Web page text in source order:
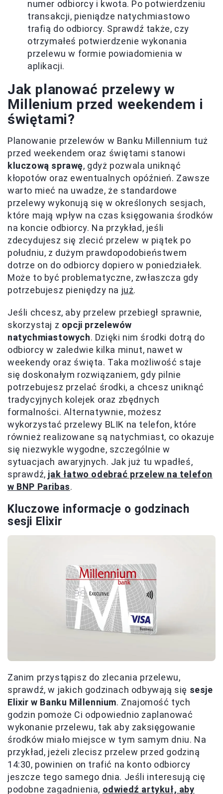
numer odbiorcy i kwota. Po potwierdzeniu
transakcji, pieniądze natychmiastowo
trafią do odbiorcy. Sprawdź także, czy
otrzymałeś potwierdzenie wykonania
przelewu w formie powiadomienia w
aplikacji.
Jak planować przelewy w
Millenium przed weekendem i
świętami?
Planowanie przelewów w Banku Millennium tuż
przed weekendem oraz świętami stanowi
kluczową sprawę, gdyż pozwala uniknąć
kłopotów oraz ewentualnych opóźnień. Zawsze
warto mieć na uwadze, że standardowe
przelewy wykonują się w określonych sesjach,
które mają wpływ na czas księgowania środków
na koncie odbiorcy. Na przykład, jeśli
zdecydujesz się zlecić przelew w piątek po
południu, z dużym prawdopodobieństwem
dotrze on do odbiorcy dopiero w poniedziałek.
Może to być problematyczne, zwłaszcza gdy
potrzebujesz pieniędzy na już.
Jeśli chcesz, aby przelew przebiegł sprawnie,
skorzystaj z opcji przelewów
natychmiastowych. Dzięki nim środki dotrą do
odbiorcy w zaledwie kilka minut, nawet w
weekendy oraz święta. Taka możliwość staje
się doskonałym rozwiązaniem, gdy pilnie
potrzebujesz przelać środki, a chcesz uniknąć
tradycyjnych kolejek oraz zbędnych
formalności. Alternatywnie, możesz
wykorzystać przelewy BLIK na telefon, które
również realizowane są natychmiast, co okazuje
się niezwykle wygodne, szczególnie w
sytuacjach awaryjnych. Jak już tu wpadłeś,
sprawdź, jak łatwo odebrać przelew na telefon
w BNP Paribas.
Kluczowe informacje o godzinach
sesji Elixir
Zanim przystąpisz do zlecania przelewu,
sprawdź, w jakich godzinach odbywają się sesje
Elixir w Banku Millennium. Znajomość tych
godzin pomoże Ci odpowiednio zaplanować
wykonanie przelewu, tak aby zaksięgowanie
środków miało miejsce w tym samym dniu. Na
przykład, jeżeli zlecisz przelew przed godziną
14:30, powinien on trafić na konto odbiorcy
jeszcze tego samego dnia. Jeśli interesują cię
podobne zagadnienia, odwiedź artykuł, aby